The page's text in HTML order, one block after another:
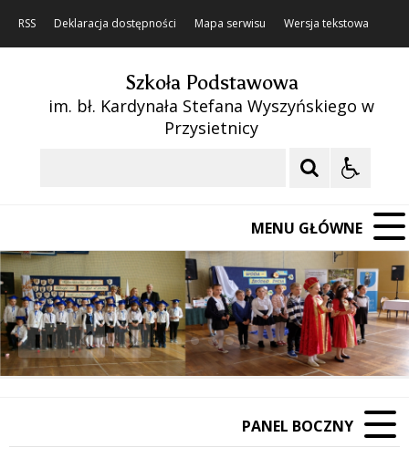
RSS Deklaracja dostępności Mapa serwisu Wersja tekstowa
Szkoła Podstawowa
im. bł. Kardynała Stefana Wyszyńskiego w
Przysietnicy
MENU GŁÓWNE
Poprzedni Element
Następny Element
❚❚
PANEL BOCZNY